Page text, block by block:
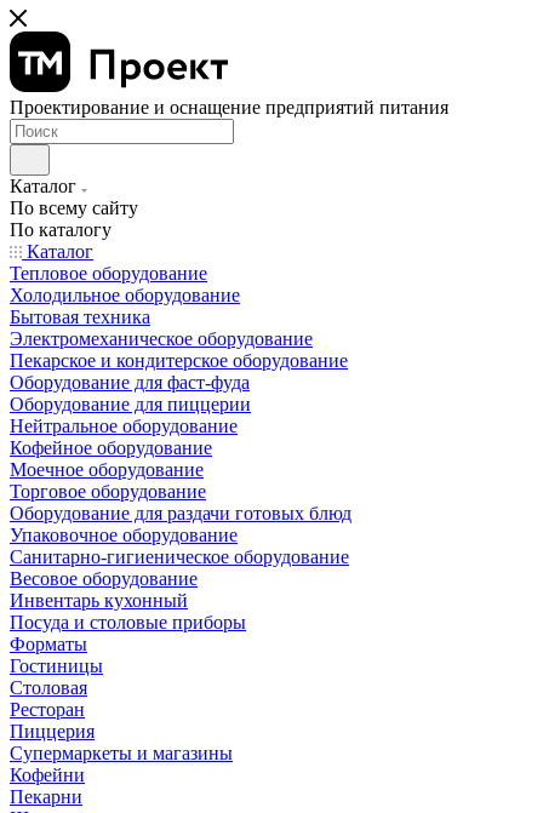
Проектирование и оснащение предприятий питания
Каталог
По всему сайту
По каталогу
Каталог
Тепловое оборудование
Холодильное оборудование
Бытовая техника
Электромеханическое оборудование
Пекарское и кондитерское оборудование
Оборудование для фаст-фуда
Оборудование для пиццерии
Нейтральное оборудование
Кофейное оборудование
Моечное оборудование
Торговое оборудование
Оборудование для раздачи готовых блюд
Упаковочное оборудование
Санитарно-гигиеническое оборудование
Весовое оборудование
Инвентарь кухонный
Посуда и столовые приборы
Форматы
Гостиницы
Столовая
Ресторан
Пиццерия
Супермаркеты и магазины
Кофейни
Пекарни